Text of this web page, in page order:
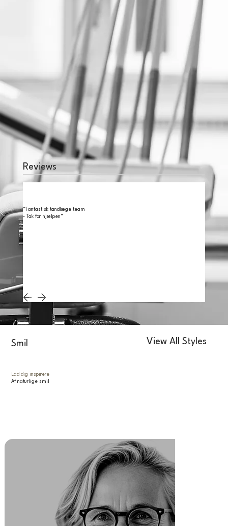
Reviews
“Fantastisk tandlæge team
- Tak for hjælpen”
Smil
Lad dig inspirere
Af naturlige smil
View All Styles